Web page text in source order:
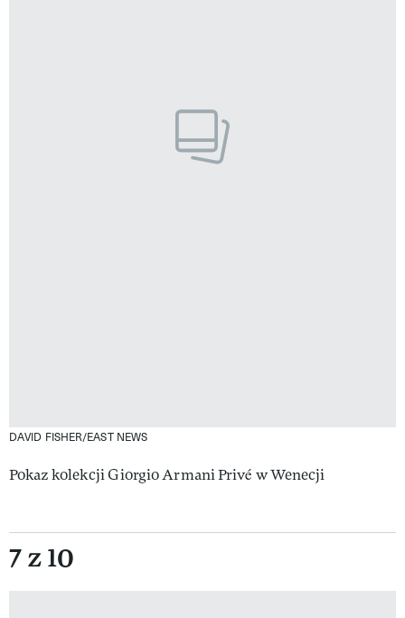
DAVID FISHER/EAST NEWS
Pokaz kolekcji Giorgio Armani Privé w Wenecji
7 z 10